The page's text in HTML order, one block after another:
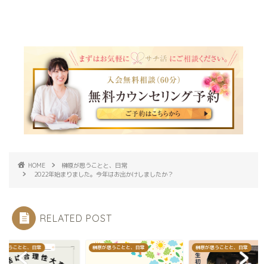
HOME
榊原が思うことと、日常
2022年始まりました。今年はお出かけしましたか？
RELATED POST
思うことと、日常 榊原が思うことと、日常 榊原が思うことと、日常